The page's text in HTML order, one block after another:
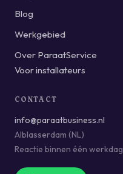
Blog
Werkgebied
Over ParaatService
Voor installateurs
CONTACT
info@paraatbusiness.nl
Alblasserdam (NL)
Reactie binnen één werkdag